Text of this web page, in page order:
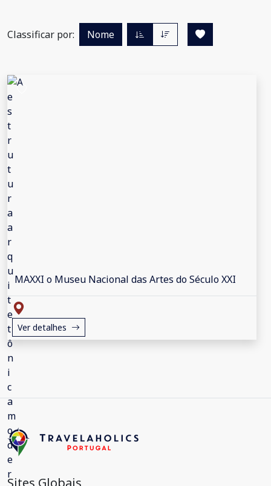
Classificar por: Nome
MAXXI o Museu Nacional das Artes do Século XXI
Ver detalhes
Sites Globais